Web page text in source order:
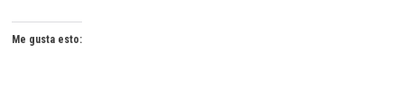
Me gusta esto: